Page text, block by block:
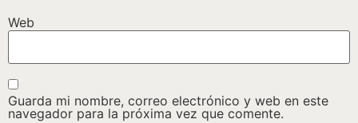
Web
Guarda mi nombre, correo electrónico y web en este
navegador para la próxima vez que comente.